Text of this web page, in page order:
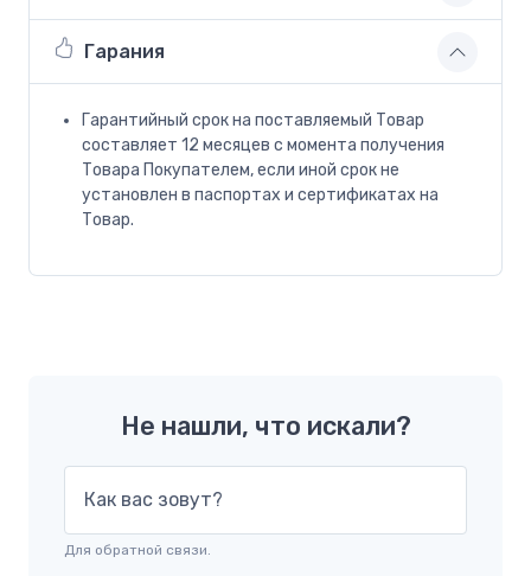
Гарания
Гарантийный срок на поставляемый Товар
составляет 12 месяцев с момента получения
Товара Покупателем, если иной срок не
установлен в паспортах и сертификатах на
Товар.
Не нашли, что искали?
Как вас зовут?
Для обратной связи.